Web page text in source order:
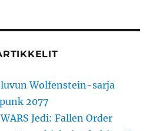
Wolfenstein-sarja
2077
Jedi: Fallen Order